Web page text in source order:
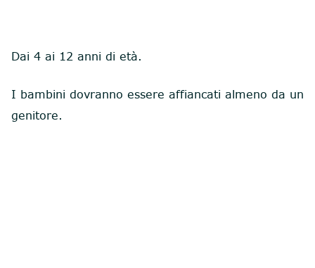
Dai 4 ai 12 anni di età.
I bambini dovranno essere affiancati almeno da un
genitore.